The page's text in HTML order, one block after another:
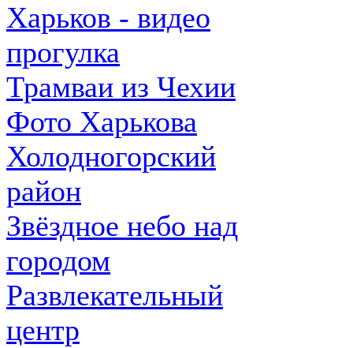
Харьков - видео
прогулка
Трамваи из Чехии
Фото Харькова
Холодногорский
район
Звёздное небо над
городом
Развлекательный
центр